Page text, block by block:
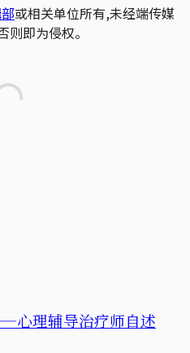
或相关单位所有,未经端传媒
即为侵权。
心理辅导治疗师自述